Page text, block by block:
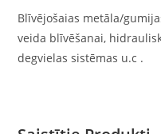
Blīvējošaias metāla/
veida blīvēšanai,
degvielas sistēmas u.c .